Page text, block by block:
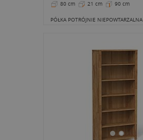
80 cm 21 cm 90 cm
PÓŁKA POTRÓJNIE NIEPOWTARZALNA